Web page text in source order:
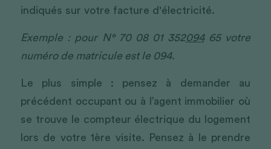
indiqués sur votre facture d'électricité.
Exemple : pour N° 70 08 01 352094 65 votre
numéro de matricule est le 094.
Le plus simple : pensez à demander au
précédent occupant ou à l’agent immobilier où
se trouve le compteur électrique du logement
lors de votre 1ère visite. Pensez à le prendre